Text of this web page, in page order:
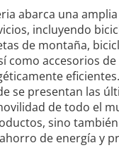
abarca una
incluyendo
de montaña,
como accesorios
se presentan las
de todo el
sino
de energía y